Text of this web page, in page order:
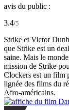
avis du public :
3.4/5
Strike et Victor
que Strike est un
saine. Mais le
mission de Strike
Clockers est un film
lignée des films du
Afro-américains.